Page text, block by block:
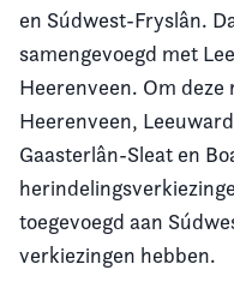
en Súdwest-Fryslân.
samengevoegd met
Heerenveen. Om deze
Heerenveen,
Gaasterlân-Sleat en
toegevoegd aan
verkiezingen hebben.